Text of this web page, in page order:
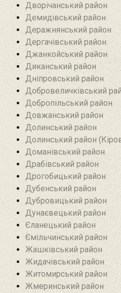
Дворічанський район
Демидівський район
Деражнянський район
Дергачівський район
Джанкойський район
Диканський район
Дніпровський район
Добровеличківський
Добропільський район‎
Довжанський район
Долинський район
Долинський район
Доманівський район‎
Драбівський район‎
Дрогобицький район
Дубенський район
Дубровицький район‎
Дунаєвецький район
Єланецький район‎
Ємільчинський район
Жашківський район
Жидачівський район
Житомирський район
Жмеринський район